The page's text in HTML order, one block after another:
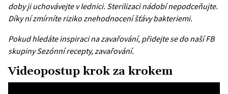
doby ji uchovávejte v lednici. Sterilizaci nádobí nepodceňujte.
Díky ní zmírníte riziko znehodnocení šťávy bakteriemi.
Pokud hledáte inspiraci na zavařování, přidejte se do naší FB
skupinySezónní recepty, zavařování.
Videopostup krok za krokem